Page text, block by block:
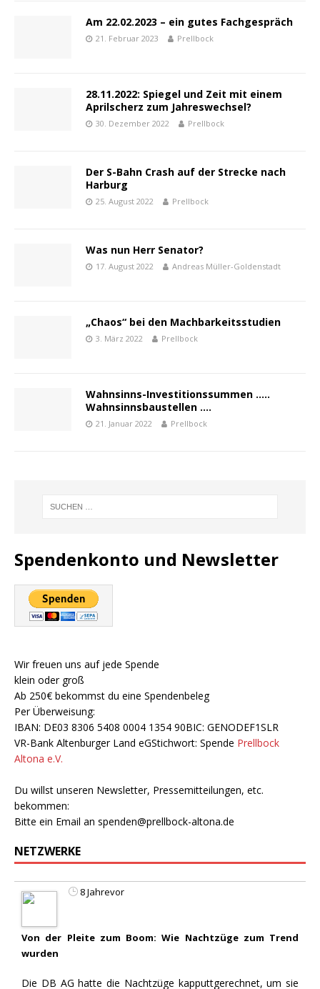
Am 22.02.2023 – ein gutes Fachgespräch
21. Februar 2023 Prellbock
28.11.2022: Spiegel und Zeit mit einem
Aprilscherz zum Jahreswechsel?
30. Dezember 2022 Prellbock
Der S-Bahn Crash auf der Strecke nach
Harburg
25. August 2022 Prellbock
Was nun Herr Senator?
17. August 2022 Andreas Müller-Goldenstadt
„Chaos“ bei den Machbarkeitsstudien
3. März 2022 Prellbock
Wahnsinns-Investitionssummen …..
Wahnsinnsbaustellen ….
21. Januar 2022 Prellbock
Spendenkonto und Newsletter
Wir freuen uns auf jede Spende
klein oder groß
Ab 250€ bekommst du eine Spendenbeleg
Per Überweisung:
IBAN: DE03 8306 5408 0004 1354 90BIC: GENODEF1SLR
VR-Bank Altenburger Land eGStichwort: Spende Prellbock
Altona e.V.
Du willst unseren Newsletter, Pressemitteilungen, etc.
bekommen:
Bitte ein Email an spenden@prellbock-altona.de
NETZWERKE
8 Jahrevor
Von der Pleite zum Boom: Wie Nachtzüge zum Trend
wurden
Die DB AG hatte die Nachtzüge kapputtgerechnet, um sie